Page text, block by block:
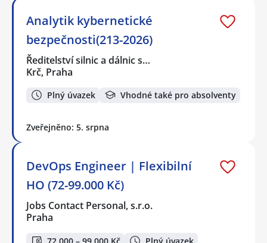
Analytik kybernetické
bezpečnosti(213-2026)
Ředitelství silnic a dálnic s…
Krč, Praha
Plný úvazek Vhodné také pro absolventy
Zveřejněno: 5. srpna
DevOps Engineer | Flexibilní
HO (72-99.000 Kč)
Jobs Contact Personal, s.r.o.
Praha
72 000 – 99 000 Kč Plný úvazek